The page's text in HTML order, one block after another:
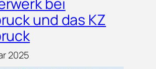
und das KZ
2025